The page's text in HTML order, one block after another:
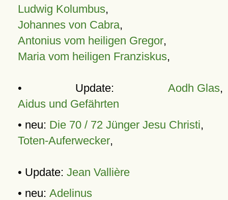
Ludwig Kolumbus,
Johannes von Cabra,
Antonius vom heiligen Gregor,
Maria vom heiligen Franziskus,
• Update: Aodh Glas,
Aidus und Gefährten
• neu: Die 70 / 72 Jünger Jesu Christi,
Toten-Auferwecker,
• Update: Jean Vallière
• neu: Adelinus